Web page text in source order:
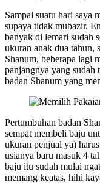
Sampai suatu hari saya
supaya tidak mubazir.
banyak di lemari sudah
ukuran anak dua tahun,
Shanum, beberapa lagi
panjangnya yang sudah
badan Shanum yang
Pertumbuhan badan
sempat membeli baju
ukuran penjual ya)
usianya baru masuk 4
baju itu sudah mulai
memang keatas, hihi